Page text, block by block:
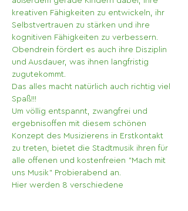
kreativen Fähigkeiten zu entwickeln, ihr
Selbstvertrauen zu stärken und ihre
kognitiven Fähigkeiten zu verbessern.
Obendrein fördert es auch ihre Disziplin
und Ausdauer, was ihnen langfristig
zugutekommt.
Das alles macht natürlich auch richtig viel
Spaß!!!
Um völlig entspannt, zwangfrei und
ergebnisoffen mit diesem schönen
Konzept des Musizierens in Erstkontakt
zu treten, bietet die Stadtmusik ihren für
alle offenen und kostenfreien "Mach mit
uns Musik" Probierabend an.
Hier werden 8 verschiedene